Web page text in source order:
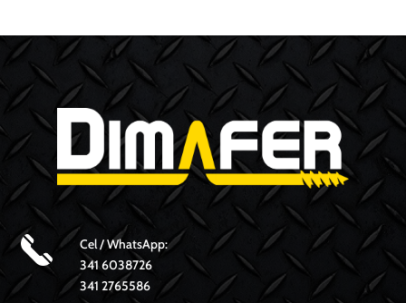
Cel / WhatsApp:
341 6038726
341 2765586